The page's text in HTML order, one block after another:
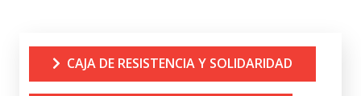
CAJA DE RESISTENCIA Y SOLIDARIDAD